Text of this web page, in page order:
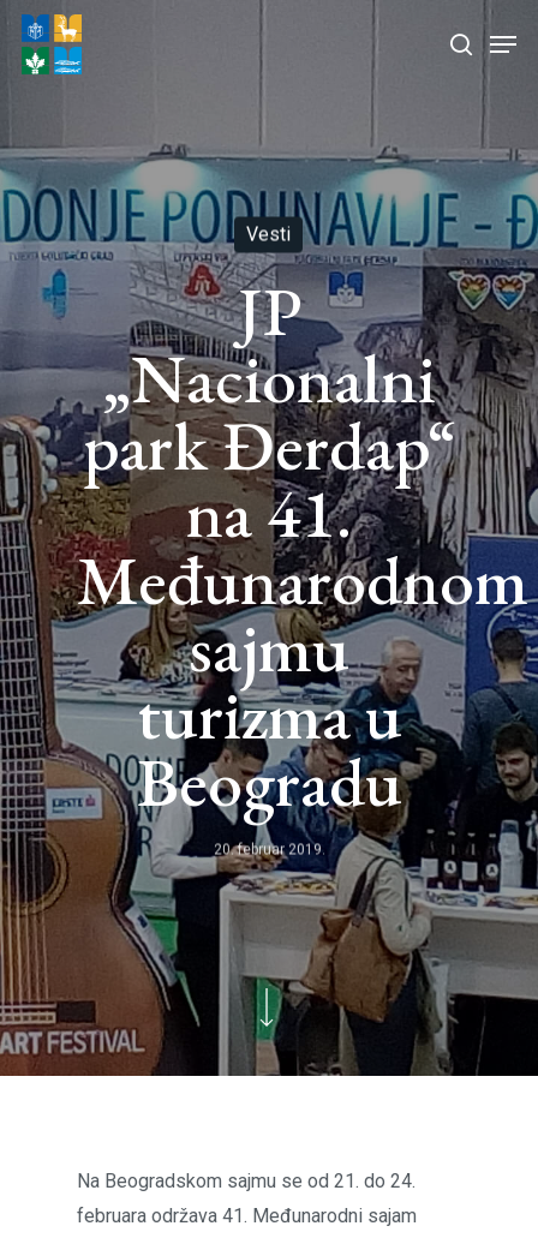
Skip
search
Vesti
JP
„Nacionalni
park Đerdap“
na 41.
Međunarodnom
sajmu
turizma u
Beogradu
20. februar 2019.
Na Beogradskom sajmu se od 21. do 24.
februara održava 41. Međunarodni sajam
Close